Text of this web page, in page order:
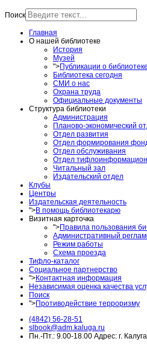
Поиск
Главная
О нашей библиотеке
История
Музей
">Публикации о библиотеке
Библиотека сегодня
СМИ о нас
Охрана труда
Официальные документы
Структура библиотеки
Администрация
Планово-экономический
Отдел развития
Отдел формирования
Отдел обслуживания
Отдел
Читальный зал
Издательский отдел
Клубы
Центры
Издательская деятельность
">В помощь библиотекарю
Визитная карточка
">Правила пользования
Административный
Режим работы
Схема проезда
Тифло-каталог
Социальное партнерство
">Контактная информация
Независимая оценка качества
Поиск
">Противодействие терроризму
(4842) 56-28-51
slbook@adm.kaluga.ru
Пн.-Пт.: 9.00-18.00 Адрес: г.